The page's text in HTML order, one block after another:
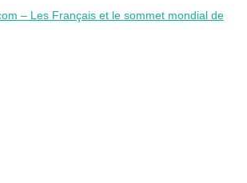
– Les Français et le sommet mondial de